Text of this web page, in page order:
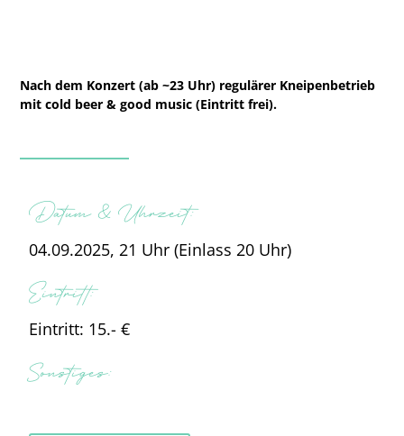
Nach dem Konzert (ab ~23 Uhr) regulärer Kneipenbetrieb
mit cold beer & good music (Eintritt frei).
Datum & Uhrzeit:
04.09.2025, 21 Uhr (Einlass 20 Uhr)
Eintritt:
Eintritt: 15.- €
Sonstiges: